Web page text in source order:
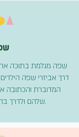
שפה מגלמת בתוכה את
דרך אביזרי שפה
המדוברת והכתובה
שלהם ולדרך בה יסתובבו בעולם.